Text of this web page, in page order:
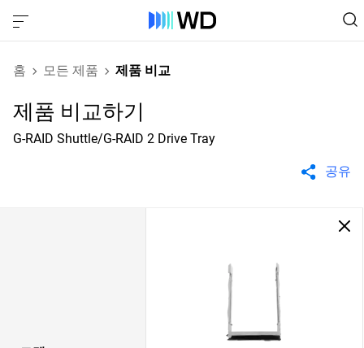
홈 모든 제품 제품 비교
제품 비교하기
G-RAID Shuttle/G-RAID 2 Drive Tray
공유